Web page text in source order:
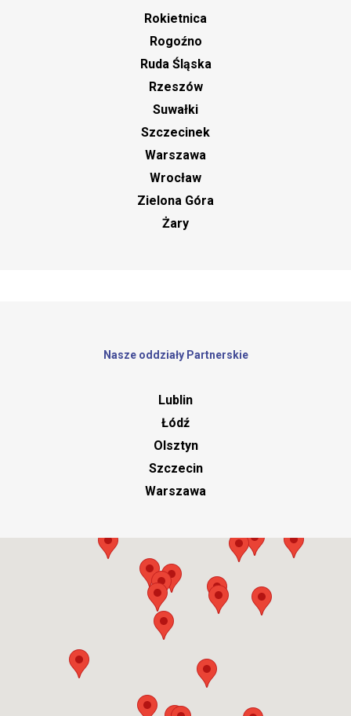
Rokietnica
Rogoźno
Ruda Śląska
Rzeszów
Suwałki
Szczecinek
Warszawa
Wrocław
Zielona Góra
Żary
Nasze oddziały Partnerskie
Lublin
Łódź
Olsztyn
Szczecin
Warszawa